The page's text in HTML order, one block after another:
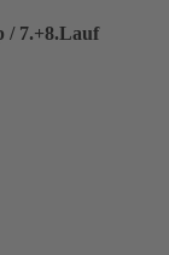
/ 7.+8.Lauf